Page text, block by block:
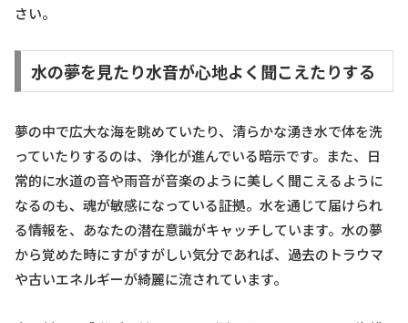
さい。
水の夢を見たり水音が心地よく聞こえたりする
夢の中で広大な海を眺めていたり、清らかな湧き水で体を洗
っていたりするのは、浄化が進んでいる暗示です。また、日
常的に水道の音や雨音が音楽のように美しく聞こえるように
なるのも、魂が敏感になっている証拠。水を通じて届けられ
る情報を、あなたの潜在意識がキャッチしています。水の夢
から覚めた時にすがすがしい気分であれば、過去のトラウマ
や古いエネルギーが綺麗に流されています。